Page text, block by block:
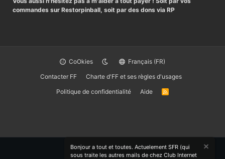
commandes sur Restorpinball, soit par des dons via RP
CoOkies
Français (FR)
Contacter FF
Charte d'FF et ses règles d'usages
Politique de confidentialité
Aide
R
Bonjour a tout et toutes. Actuelement SFR (qui
sous traite les autres mails de chez Club Internet